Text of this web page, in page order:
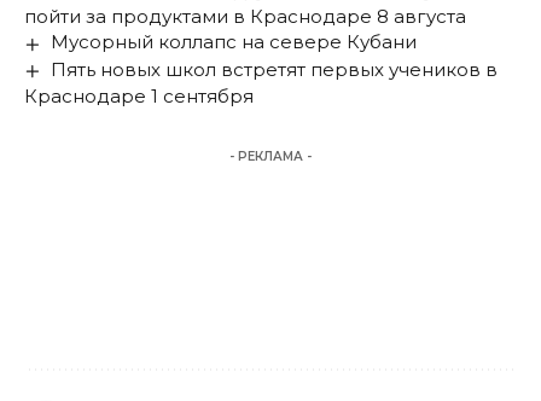
пойти за продуктами в Краснодаре 8 августа
Мусорный коллапс на севере Кубани
Пять новых школ встретят первых учеников в
Краснодаре 1 сентября
- РЕКЛАМА -